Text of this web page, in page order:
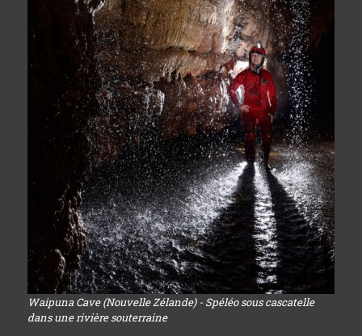
Waipuna Cave (Nouvelle Zélande) - Spéléo sous cascatelle
dans une rivière souterraine